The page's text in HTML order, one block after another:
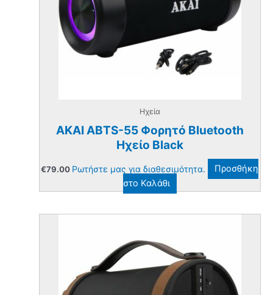
Ηχεία
AKAI ABTS-55 Φορητό Bluetooth
Ηχείο Black
€79.00 Ρωτήστε μας για διαθεσιμότητα.
Προσθήκη
στο Καλάθι